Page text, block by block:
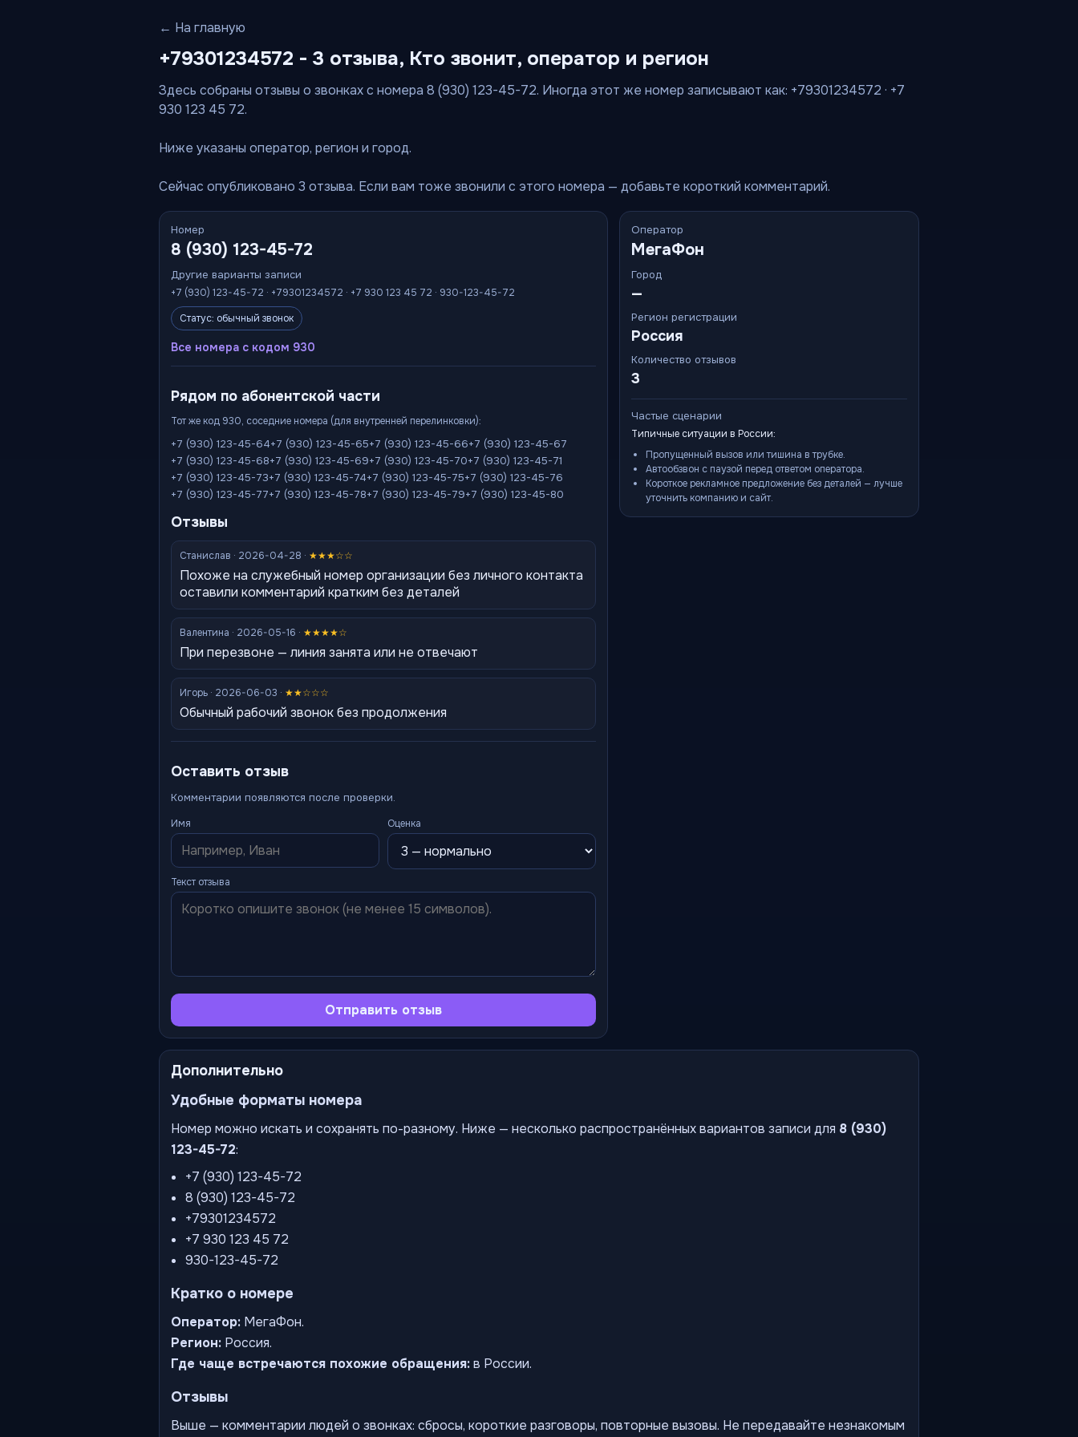
← На главную
+79301234572 - 3 отзыва, Кто звонит, оператор и регион
Здесь собраны отзывы о звонках с номера 8 (930) 123-45-72. Иногда этот же номер записывают как: +79301234572 · +7
930 123 45 72.
Ниже указаны оператор, регион и город.
Сейчас опубликовано 3 отзыва. Если вам тоже звонили с этого номера — добавьте короткий комментарий.
Номер
8 (930) 123-45-72
Другие варианты записи
+7 (930) 123-45-72 · +79301234572 · +7 930 123 45 72 · 930-123-45-72
Статус: обычный звонок
Все номера с кодом 930
Рядом по абонентской части
Тот же код 930, соседние номера (для внутренней перелинковки):
+7 (930) 123-45-64+7 (930) 123-45-65+7 (930) 123-45-66+7 (930) 123-45-67
+7 (930) 123-45-68+7 (930) 123-45-69+7 (930) 123-45-70+7 (930) 123-45-71
+7 (930) 123-45-73+7 (930) 123-45-74+7 (930) 123-45-75+7 (930) 123-45-76
+7 (930) 123-45-77+7 (930) 123-45-78+7 (930) 123-45-79+7 (930) 123-45-80
Отзывы
Станислав · 2026-04-28 · ★★★☆☆
Похоже на служебный номер организации без личного контакта
оставили комментарий кратким без деталей
Валентина · 2026-05-16 · ★★★★☆
При перезвоне — линия занята или не отвечают
Игорь · 2026-06-03 · ★★☆☆☆
Обычный рабочий звонок без продолжения
Оставить отзыв
Комментарии появляются после проверки.
Имя Оценка
Текст отзыва
Отправить отзыв
Оператор
МегаФон
Город
—
Регион регистрации
Россия
Количество отзывов
3
Частые сценарии
Типичные ситуации в России:
Пропущенный вызов или тишина в трубке.
Автообзвон с паузой перед ответом оператора.
Короткое рекламное предложение без деталей — лучше
уточнить компанию и сайт.
Дополнительно
Удобные форматы номера
Номер можно искать и сохранять по-разному. Ниже — несколько распространённых вариантов записи для 8 (930)
123-45-72:
+7 (930) 123-45-72
8 (930) 123-45-72
+79301234572
+7 930 123 45 72
930-123-45-72
Кратко о номере
Оператор: МегаФон.
Регион: Россия.
Где чаще встречаются похожие обращения:в России.
Отзывы
Выше — комментарии людей о звонках: сбросы, короткие разговоры, повторные вызовы. Не передавайте незнакомым